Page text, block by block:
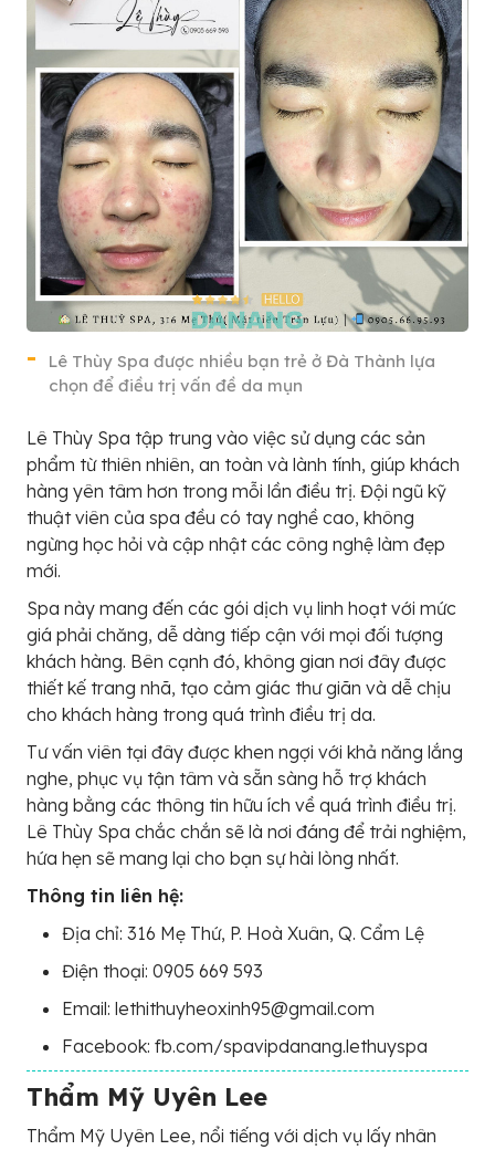
Lê Thùy Spa được nhiều bạn trẻ ở Đà Thành lựa
chọn để điều trị vấn đề da mụn
Lê Thùy Spa tập trung vào việc sử dụng các sản
phẩm từ thiên nhiên, an toàn và lành tính, giúp khách
hàng yên tâm hơn trong mỗi lần điều trị. Đội ngũ kỹ
thuật viên của spa đều có tay nghề cao, không
ngừng học hỏi và cập nhật các công nghệ làm đẹp
mới.
Spa này mang đến các gói dịch vụ linh hoạt với mức
giá phải chăng, dễ dàng tiếp cận với mọi đối tượng
khách hàng. Bên cạnh đó, không gian nơi đây được
thiết kế trang nhã, tạo cảm giác thư giãn và dễ chịu
cho khách hàng trong quá trình điều trị da.
Tư vấn viên tại đây được khen ngợi với khả năng lắng
nghe, phục vụ tận tâm và sẵn sàng hỗ trợ khách
hàng bằng các thông tin hữu ích về quá trình điều trị.
Lê Thùy Spa chắc chắn sẽ là nơi đáng để trải nghiệm,
hứa hẹn sẽ mang lại cho bạn sự hài lòng nhất.
Thông tin liên hệ:
Địa chỉ: 316 Mẹ Thứ, P. Hoà Xuân, Q. Cẩm Lệ
Điện thoại: 0905 669 593
Email: lethithuyheoxinh95@gmail.com
Facebook: fb.com/spavipdanang.lethuyspa
Thẩm Mỹ Uyên Lee
Thẩm Mỹ Uyên Lee, nổi tiếng với dịch vụ lấy nhân